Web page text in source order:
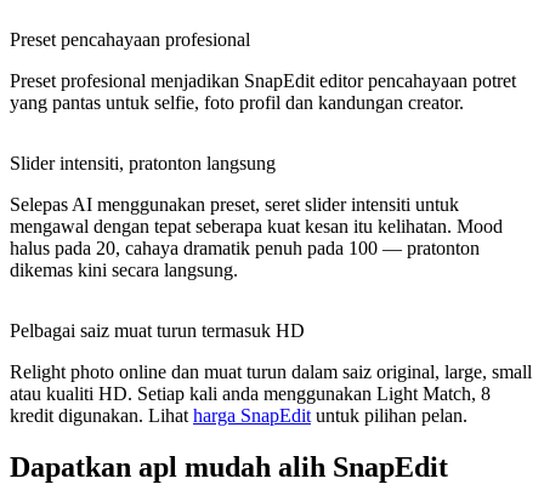
Preset pencahayaan profesional
Preset profesional menjadikan SnapEdit editor pencahayaan potret
yang pantas untuk selfie, foto profil dan kandungan creator.
Slider intensiti, pratonton langsung
Selepas AI menggunakan preset, seret slider intensiti untuk
mengawal dengan tepat seberapa kuat kesan itu kelihatan. Mood
halus pada 20, cahaya dramatik penuh pada 100 — pratonton
dikemas kini secara langsung.
Pelbagai saiz muat turun termasuk HD
Relight photo online dan muat turun dalam saiz original, large, small
atau kualiti HD. Setiap kali anda menggunakan Light Match, 8
kredit digunakan. Lihat harga SnapEdit untuk pilihan pelan.
Dapatkan apl mudah alih SnapEdit